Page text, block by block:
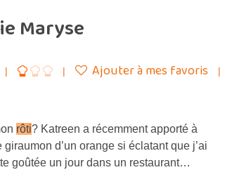
Maryse
Ajouter à mes favoris
rôti? Katreen a récemment apporté à
giraumon d’un orange si éclatant que j’ai
goûtée un jour dans un restaurant…